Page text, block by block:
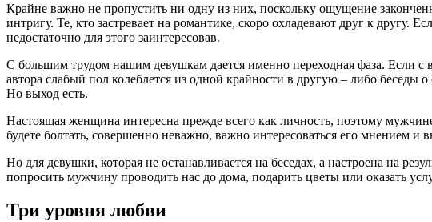
Крайне важно не пропустить ни одну из них, поскольку ощущение
интригу. Те, кто застревает на романтике, скоро охладевают друг к
недостаточно для этого заинтересовав.
С большим трудом нашим девушкам дается именно переходная фаза. Если
автора слабый пол колеблется из одной крайности в другую – либо
Но выход есть.
Настоящая женщина интересна прежде всего как личность, поэтому
будете болтать, совершенно неважно, важно интересоваться его мнением и
Но для девушки, которая не останавливается на беседах, а настроена на
попросить мужчину проводить нас до дома, подарить цветы или оказать
Три уровня любви